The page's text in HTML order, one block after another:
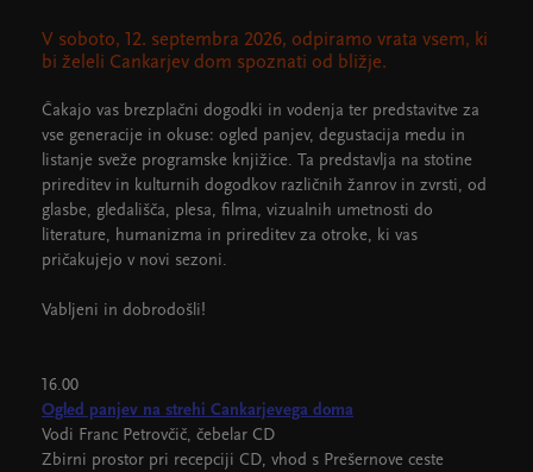
V soboto, 12. septembra 2026, odpiramo vrata vsem, ki
bi želeli Cankarjev dom spoznati od bližje.
Čakajo vas brezplačni dogodki in vodenja ter predstavitve za
vse generacije in okuse: ogled panjev, degustacija medu in
listanje sveže programske knjižice. Ta predstavlja na stotine
prireditev in kulturnih dogodkov različnih žanrov in zvrsti, od
glasbe, gledališča, plesa, filma, vizualnih umetnosti do
literature, humanizma in prireditev za otroke, ki vas
pričakujejo v novi sezoni.
Vabljeni in dobrodošli!
16.00
Ogled panjev na strehi Cankarjevega doma
Vodi Franc Petrovčič, čebelar CD
Zbirni prostor pri recepciji CD, vhod s Prešernove ceste